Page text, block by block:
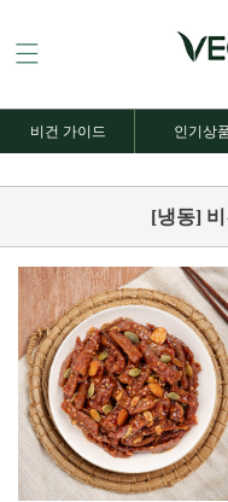
비건 가이드 인기상
[냉동]